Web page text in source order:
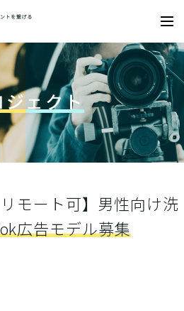
ェクト
モート可】男性向け洗
広告モデル募集